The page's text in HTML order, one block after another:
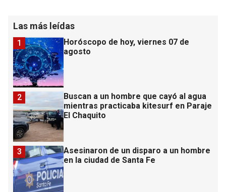
Las más leídas
Horóscopo de hoy, viernes 07 de
agosto
1
Buscan a un hombre que cayó al agua
mientras practicaba kitesurf en Paraje
El Chaquito
2
Asesinaron de un disparo a un hombre
en la ciudad de Santa Fe
3